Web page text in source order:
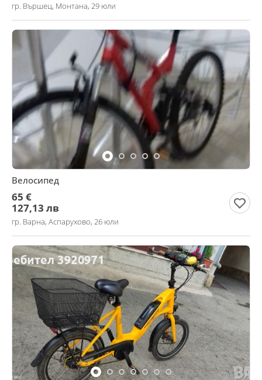
гр. Вършец, Монтана, 29 юли
Велосипед
65 €
127,13 лв
гр. Варна, Аспарухово, 26 юли